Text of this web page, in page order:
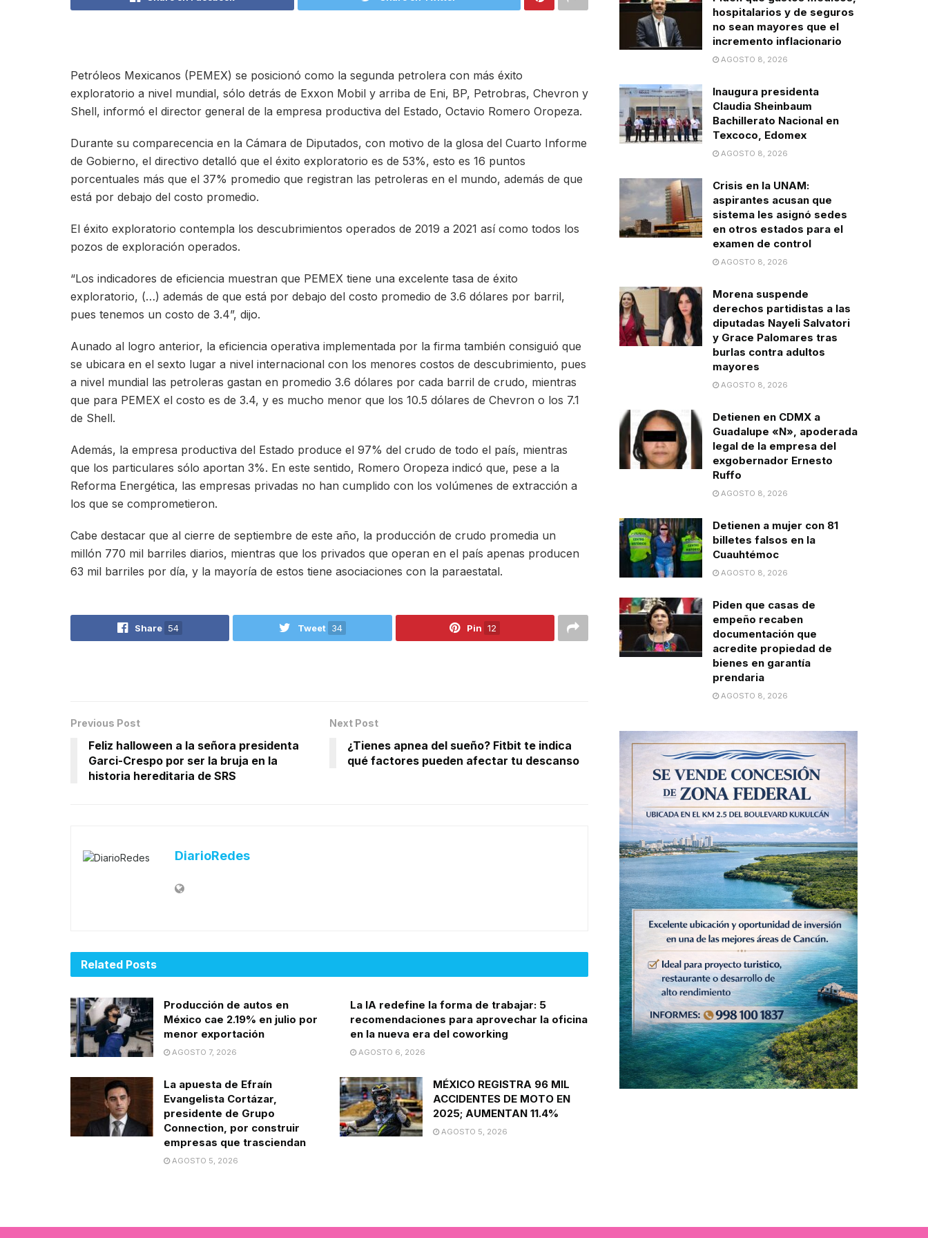
Petróleos Mexicanos (PEMEX) se posicionó como la segunda petrolera con más éxito
exploratorio a nivel mundial, sólo detrás de Exxon Mobil y arriba de Eni, BP, Petrobras, Chevron y
Shell, informó el director general de la empresa productiva del Estado, Octavio Romero Oropeza.
Durante su comparecencia en la Cámara de Diputados, con motivo de la glosa del Cuarto Informe
de Gobierno, el directivo detalló que el éxito exploratorio es de 53%, esto es 16 puntos
porcentuales más que el 37% promedio que registran las petroleras en el mundo, además de que
está por debajo del costo promedio.
El éxito exploratorio contempla los descubrimientos operados de 2019 a 2021 así como todos los
pozos de exploración operados.
“Los indicadores de eficiencia muestran que PEMEX tiene una excelente tasa de éxito
exploratorio, (…) además de que está por debajo del costo promedio de 3.6 dólares por barril,
pues tenemos un costo de 3.4”, dijo.
Aunado al logro anterior, la eficiencia operativa implementada por la firma también consiguió que
se ubicara en el sexto lugar a nivel internacional con los menores costos de descubrimiento, pues
a nivel mundial las petroleras gastan en promedio 3.6 dólares por cada barril de crudo, mientras
que para PEMEX el costo es de 3.4, y es mucho menor que los 10.5 dólares de Chevron o los 7.1
de Shell.
Además, la empresa productiva del Estado produce el 97% del crudo de todo el país, mientras
que los particulares sólo aportan 3%. En este sentido, Romero Oropeza indicó que, pese a la
Reforma Energética, las empresas privadas no han cumplido con los volúmenes de extracción a
los que se comprometieron.
Cabe destacar que al cierre de septiembre de este año, la producción de crudo promedia un
millón 770 mil barriles diarios, mientras que los privados que operan en el país apenas producen
63 mil barriles por día, y la mayoría de estos tiene asociaciones con la paraestatal.
Share 54 Tweet 34 Pin 12
Previous Post
Feliz halloween a la señora presidenta
Garci-Crespo por ser la bruja en la
historia hereditaria de SRS
Next Post
¿Tienes apnea del sueño? Fitbit te indica
qué factores pueden afectar tu descanso
DiarioRedes
Related Posts
Producción de autos en
México cae 2.19% en julio por
menor exportación
AGOSTO 7, 2026
La IA redefine la forma de trabajar: 5
recomendaciones para aprovechar la oficina
en la nueva era del coworking
AGOSTO 6, 2026
La apuesta de Efraín
Evangelista Cortázar,
presidente de Grupo
Connection, por construir
empresas que trasciendan
AGOSTO 5, 2026
MÉXICO REGISTRA 96 MIL
ACCIDENTES DE MOTO EN
2025; AUMENTAN 11.4%
AGOSTO 5, 2026
hospitalarios y de seguros
no sean mayores que el
incremento inflacionario
AGOSTO 8, 2026
Inaugura presidenta
Claudia Sheinbaum
Bachillerato Nacional en
Texcoco, Edomex
AGOSTO 8, 2026
Crisis en la UNAM:
aspirantes acusan que
sistema les asignó sedes
en otros estados para el
examen de control
AGOSTO 8, 2026
Morena suspende
derechos partidistas a las
diputadas Nayeli Salvatori
y Grace Palomares tras
burlas contra adultos
mayores
AGOSTO 8, 2026
Detienen en CDMX a
Guadalupe «N», apoderada
legal de la empresa del
exgobernador Ernesto
Ruffo
AGOSTO 8, 2026
Detienen a mujer con 81
billetes falsos en la
Cuauhtémoc
AGOSTO 8, 2026
Piden que casas de
empeño recaben
documentación que
acredite propiedad de
bienes en garantía
prendaria
AGOSTO 8, 2026